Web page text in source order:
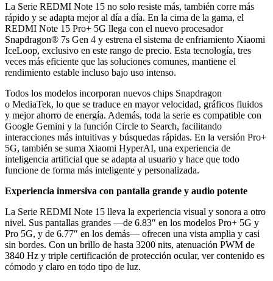
La Serie REDMI Note 15 no solo resiste más, también corre más
rápido y se adapta mejor al día a día. En la cima de la gama, el
REDMI Note 15 Pro+ 5G llega con el nuevo procesador
Snapdragon® 7s Gen 4 y estrena el sistema de enfriamiento Xiaomi
IceLoop, exclusivo en este rango de precio. Esta tecnología, tres
veces más eficiente que las soluciones comunes, mantiene el
rendimiento estable incluso bajo uso intenso.
Todos los modelos incorporan nuevos chips Snapdragon
o MediaTek, lo que se traduce en mayor velocidad, gráficos fluidos
y mejor ahorro de energía. Además, toda la serie es compatible con
Google Gemini y la función Circle to Search, facilitando
interacciones más intuitivas y búsquedas rápidas. En la versión Pro+
5G, también se suma Xiaomi HyperAI, una experiencia de
inteligencia artificial que se adapta al usuario y hace que todo
funcione de forma más inteligente y personalizada.
Experiencia inmersiva con pantalla grande y audio potente
La Serie REDMI Note 15 lleva la experiencia visual y sonora a otro
nivel. Sus pantallas grandes —de 6.83″ en los modelos Pro+ 5G y
Pro 5G, y de 6.77″ en los demás— ofrecen una vista amplia y casi
sin bordes. Con un brillo de hasta 3200 nits, atenuación PWM de
3840 Hz y triple certificación de protección ocular, ver contenido es
cómodo y claro en todo tipo de luz.